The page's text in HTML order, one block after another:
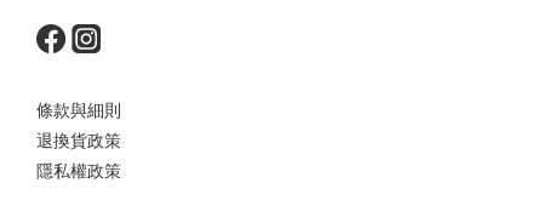
條款與細則
退換貨政策
隱私權政策